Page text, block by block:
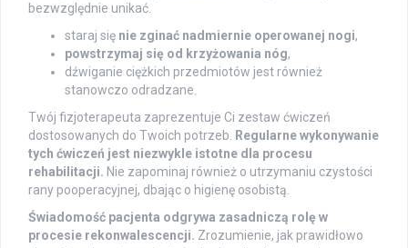
bezwzględnie unikać.
staraj się nie zginać nadmiernie operowanej nogi,
powstrzymaj się od krzyżowania nóg,
dźwiganie ciężkich przedmiotów jest również
stanowczo odradzane.
Twój fizjoterapeuta zaprezentuje Ci zestaw ćwiczeń
dostosowanych do Twoich potrzeb. Regularne wykonywanie
tych ćwiczeń jest niezwykle istotne dla procesu
rehabilitacji. Nie zapominaj również o utrzymaniu czystości
rany pooperacyjnej, dbając o higienę osobistą.
Świadomość pacjenta odgrywa zasadniczą rolę w
procesie rekonwalescencji. Zrozumienie, jak prawidłowo